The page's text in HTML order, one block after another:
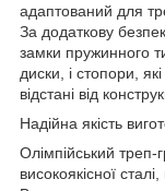
адаптований для
За додаткову
замки пружинного
диски, і стопори,
відстані від
Надійна якість
Олімпійський треп-
високоякісної